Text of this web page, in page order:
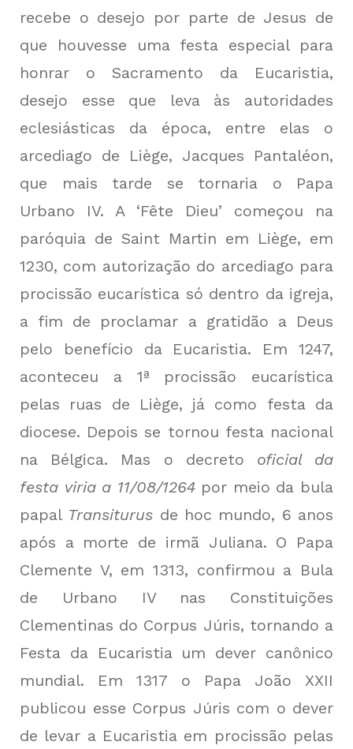
recebe o desejo por parte de Jesus de
que houvesse uma festa especial para
honrar o Sacramento da Eucaristia,
desejo esse que leva às autoridades
eclesiásticas da época, entre elas o
arcediago de Liège, Jacques Pantaléon,
que mais tarde se tornaria o Papa
Urbano IV. A ‘Fête Dieu’ começou na
paróquia de Saint Martin em Liège, em
1230, com autorização do arcediago para
procissão eucarística só dentro da igreja,
a fim de proclamar a gratidão a Deus
pelo benefício da Eucaristia. Em 1247,
aconteceu a 1ª procissão eucarística
pelas ruas de Liège, já como festa da
diocese. Depois se tornou festa nacional
na Bélgica. Mas o decreto oficial da
festa viria a 11/08/1264por meio da bula
papal Transiturus de hoc mundo, 6 anos
após a morte de irmã Juliana. O Papa
Clemente V, em 1313, confirmou a Bula
de Urbano IV nas Constituições
Clementinas do Corpus Júris, tornando a
Festa da Eucaristia um dever canônico
mundial. Em 1317 o Papa João XXII
publicou esse Corpus Júris com o dever
de levar a Eucaristia em procissão pelas